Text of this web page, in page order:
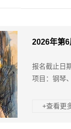
2026年第
报名截止日
项目：钢琴
+查看更